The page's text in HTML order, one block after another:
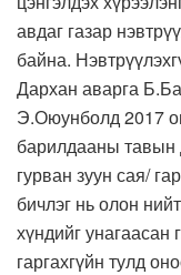
авдаг газар
байна.
Дархан аварга
Э.Оюунболд 2017
барилдааны тавын
гурван зуун сая/
бичлэг нь олон
хүндийг унагаасан
гаргахгүйн тулд